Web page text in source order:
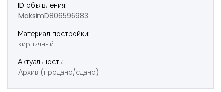
ID объявления:
MaksimD806596983
Материал постройки:
кирпичный
Актуальность:
Архив (продано/сдано)